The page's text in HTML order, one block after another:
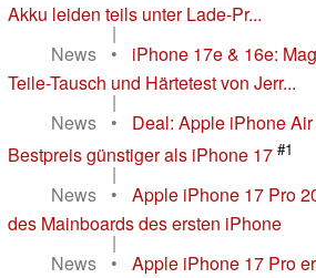
Akku leiden teils unter Lade-Pr...
|
News
•
iPhone 17e & 16e:
Teile-Tausch und Härtetest von Jerr...
|
News
•
Deal: Apple iPhone
Bestpreis günstiger als iPhone 17 #1
|
News
•
Apple iPhone 17 Pro
des Mainboards des ersten iPhone
|
News
•
Apple iPhone 17 Pro